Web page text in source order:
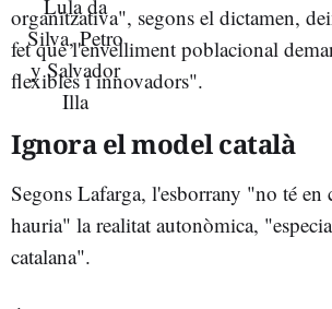
organitzativa", segons el dictamen,
fet que l'envelliment poblacional
flexibles i innovadors".
Ignora el model català
Segons Lafarga, l'esborrany "no té en
hauria" la realitat autonòmica,
catalana".